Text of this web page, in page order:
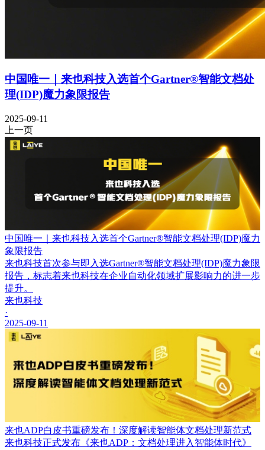
中国唯一｜来也科技入选首个Gartner®智能文档处
理(IDP)魔力象限报告
2025-09-11
上一页
中国唯一｜来也科技入选首个Gartner®智能文档处理(IDP)魔力
象限报告
来也科技首次参与即入选Gartner®智能文档处理(IDP)魔力象限
报告，标志着来也科技在企业自动化领域扩展影响力的进一步
提升。
来也科技
·
2025-09-11
来也ADP白皮书重磅发布！深度解读智能体文档处理新范式
来也科技正式发布《来也ADP：文档处理进入智能体时代》